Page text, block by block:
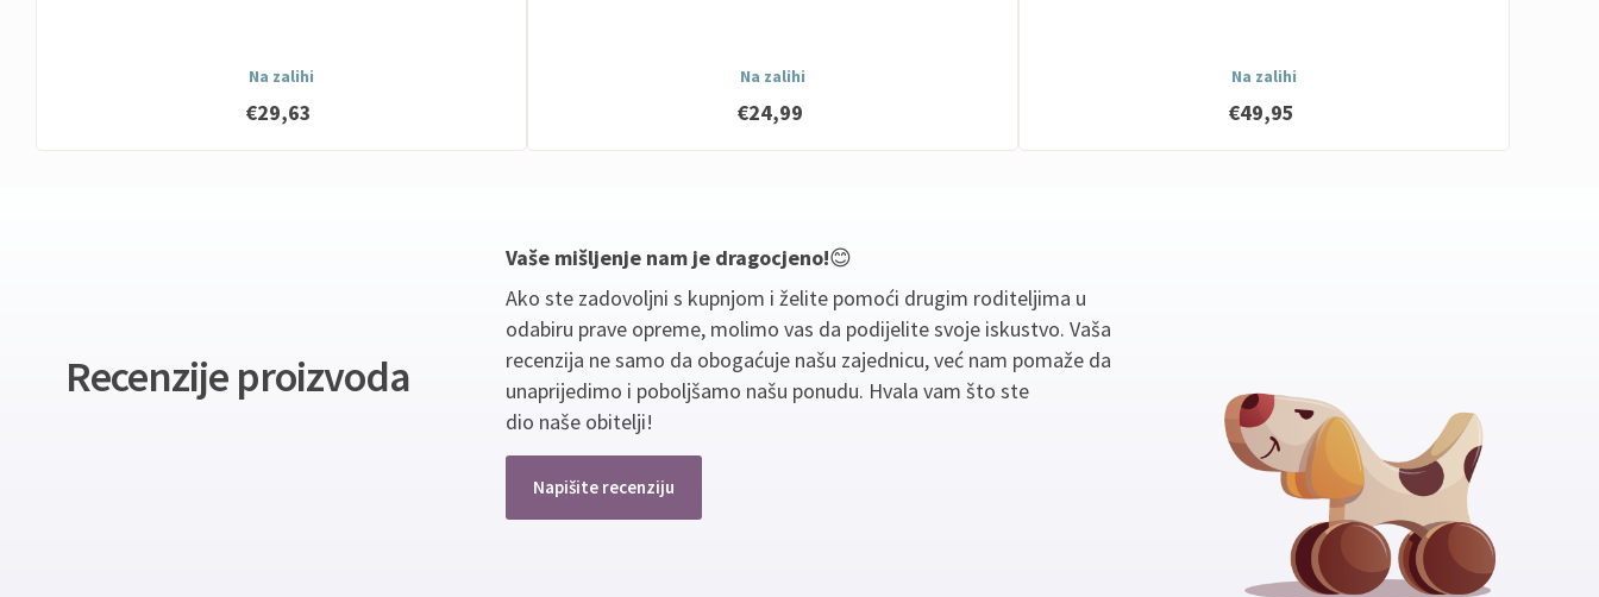
Na zalihi
€29,63
Na zalihi
€24,99
Na zalihi
€49,95
Recenzije proizvoda
Vaše mišljenje nam je dragocjeno!😊
Ako ste zadovoljni s kupnjom i želite pomoći drugim roditeljima u
odabiru prave opreme, molimo vas da podijelite svoje iskustvo. Vaša
recenzija ne samo da obogaćuje našu zajednicu, već nam pomaže da
unaprijedimo i poboljšamo našu ponudu. Hvala vam što ste
dio naše obitelji!
Napišite recenziju